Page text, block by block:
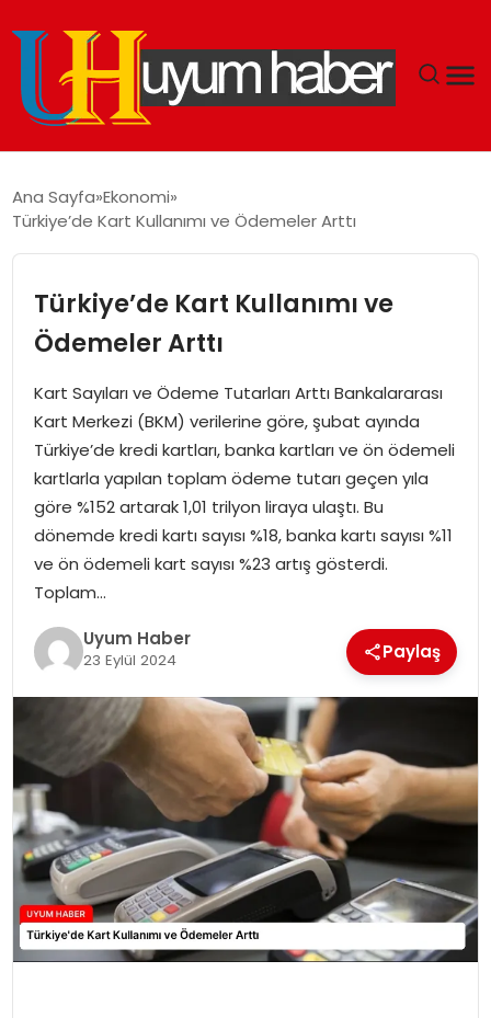
EKONOMI
SIYASET
DÜNYA
SPOR
TEKNOLOJI
SAĞLIK
MAGAZIN
YAŞAM
Ana Sayfa Ekonomi
Türkiye’de Kart Kullanımı ve Ödemeler Arttı
Türkiye’de Kart Kullanımı ve
Ödemeler Arttı
Kart Sayıları ve Ödeme Tutarları Arttı Bankalararası
Kart Merkezi (BKM) verilerine göre, şubat ayında
Türkiye’de kredi kartları, banka kartları ve ön ödemeli
kartlarla yapılan toplam ödeme tutarı geçen yıla
göre %152 artarak 1,01 trilyon liraya ulaştı. Bu
dönemde kredi kartı sayısı %18, banka kartı sayısı %11
ve ön ödemeli kart sayısı %23 artış gösterdi.
Toplam…
Uyum Haber
23 Eylül 2024 Paylaş